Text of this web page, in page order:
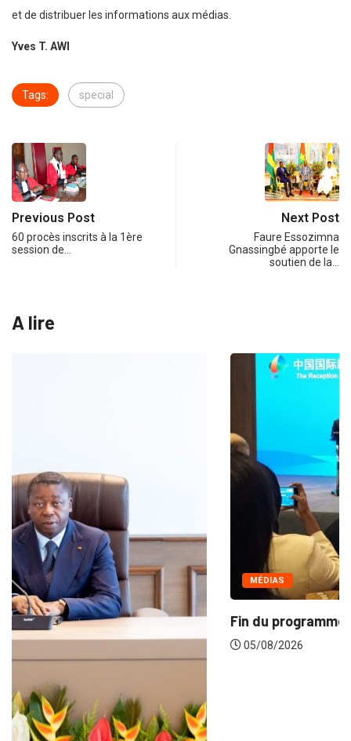
et de distribuer les informations aux médias.
Yves T. AWI
Tags: special
Previous Post
60 procès inscrits à la 1ère
session de…
Next Post
Faure Essozimna
Gnassingbé apporte le
soutien de la…
A lire
MÉDIAS
Fin du programme CIPCC 2026 de la...